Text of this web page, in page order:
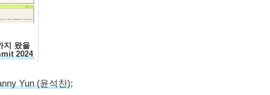
지 왔을
2024
Yun (윤석찬);